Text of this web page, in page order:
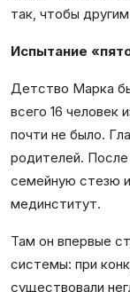
так, чтобы
Испытание
Детство Марка
всего 16 человек
почти не было.
родителей.
семейную стезю
мединститут.
Там он впервые
системы: при
существовали